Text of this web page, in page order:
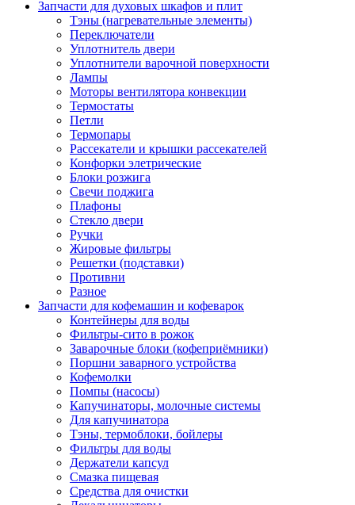
Запчасти для духовых шкафов и плит
Тэны (нагревательные элементы)
Переключатели
Уплотнитель двери
Уплотнители варочной поверхности
Лампы
Моторы вентилятора конвекции
Термостаты
Петли
Термопары
Рассекатели и крышки рассекателей
Конфорки элетрические
Блоки розжига
Свечи поджига
Плафоны
Стекло двери
Ручки
Жировые фильтры
Решетки (подставки)
Противни
Разное
Запчасти для кофемашин и кофеварок
Контейнеры для воды
Фильтры-сито в рожок
Заварочные блоки (кофеприёмники)
Поршни заварного устройства
Кофемолки
Помпы (насосы)
Капучинаторы, молочные системы
Для капучинатора
Тэны, термоблоки, бойлеры
Фильтры для воды
Держатели капсул
Смазка пищевая
Средства для очистки